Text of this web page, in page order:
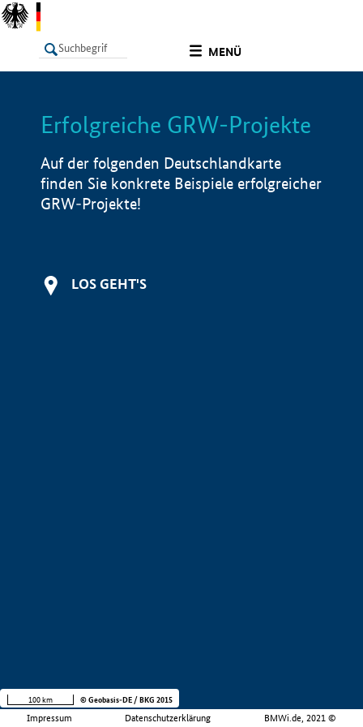
MENÜ
LISTE Info
Erfolgreiche GRW-Projekte
Auf der folgenden Deutschlandkarte
finden Sie konkrete Beispiele erfolgreicher
GRW-Projekte!
LOS GEHT'S
Impressum Datenschutzerklärung BMWi.de, 2021 ©
100 km © Geobasis-DE / BKG 2015